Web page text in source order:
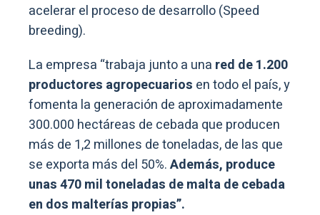
acelerar el proceso de desarrollo (Speed
breeding).
La empresa “trabaja junto a una red de 1.200
productores agropecuarios en todo el país, y
fomenta la generación de aproximadamente
300.000 hectáreas de cebada que producen
más de 1,2 millones de toneladas, de las que
se exporta más del 50%.Además, produce
unas 470 mil toneladas de malta de cebada
en dos malterías propias”.